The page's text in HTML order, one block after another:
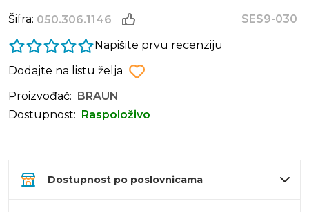
Šifra: 050.306.1146
SES9-030
Napišite prvu recenziju
Dodajte na listu želja
Proizvođač:
BRAUN
Dostupnost:
Raspoloživo
Dostupnost po poslovnicama